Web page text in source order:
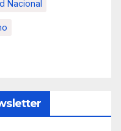
Nacional